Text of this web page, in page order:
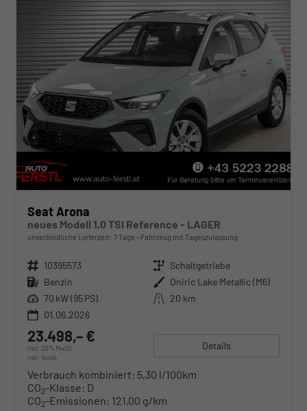
Seat Arona
neues Modell 1,0 TSI Reference - LAGER
unverbindliche Lieferzeit: 7 Tage Fahrzeug mit Tageszulassung
Fahrzeugnr. 10395573 Getriebe Schaltgetriebe
Kraftstoff Benzin Außenfarbe Oniric Lake Metallic (M6)
Leistung 70 kW (95 PS) Kilometerstand 20 km
01.06.2026
23.498,– €
incl. 20% MwSt.
inkl. NoVA
Details
Verbrauch kombiniert: 5,30 l/100km
CO2-Klasse: D
CO2-Emissionen: 121,00 g/km